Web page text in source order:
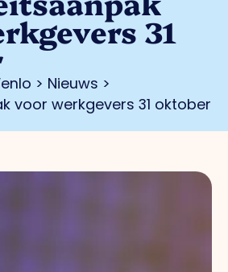
31
> Nieuws >
voor werkgevers 31 oktober